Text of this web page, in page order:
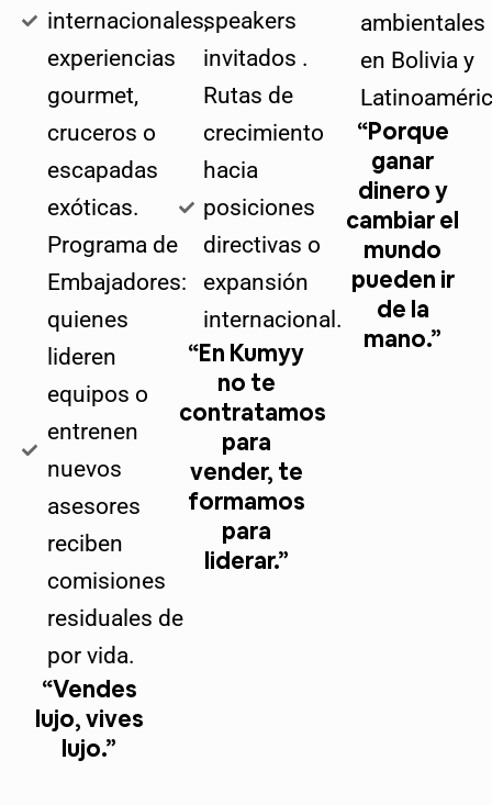
internacionales,
experiencias
gourmet,
cruceros o
escapadas
exóticas.
Programa de
Embajadores:
quienes
lideren
equipos o
entrenen
nuevos
asesores
reciben
comisiones
residuales de
por vida.
“Vendes
lujo, vives
lujo.”
speakers
invitados .
Rutas de
crecimiento
hacia
posiciones
directivas o
expansión
internacional.
“En Kumyy
no te
contratamos
para
vender, te
formamos
para
liderar.”
ambientales
en Bolivia y
“Porque
ganar
dinero y
cambiar el
mundo
pueden ir
de la
mano.”